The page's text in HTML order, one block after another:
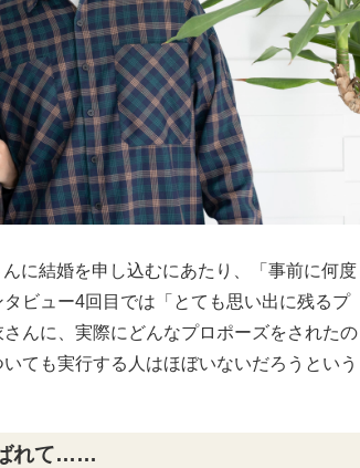
に結婚を申し込むにあたり、「事前に何度
ビュー4回目では「とても思い出に残るプ
んに、実際にどんなプロポーズをされたの
ても実行する人はほぼいないだろうという
れて……